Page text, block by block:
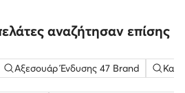
αναζήτησαν επίσης
Αξεσουάρ Ένδυσης 47 Brand